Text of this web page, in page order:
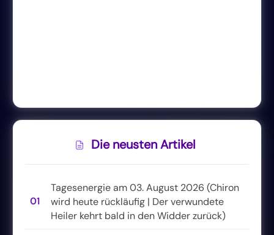
Die neusten Artikel
01
Tagesenergie am 03. August 2026 (Chiron
wird heute rückläufig | Der verwundete
Heiler kehrt bald in den Widder zurück)